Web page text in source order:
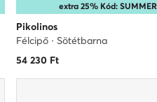
extra 25% Kód: SUMMER
Pikolinos
Félcipő · Sötétbarna
54 230Ft